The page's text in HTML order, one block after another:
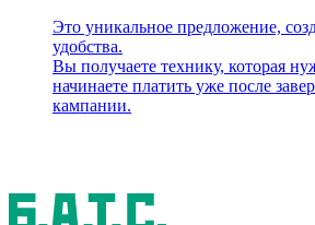
Это уникальное предложение,
удобства.
Вы получаете технику, которая
начинаете платить уже после
кампании.